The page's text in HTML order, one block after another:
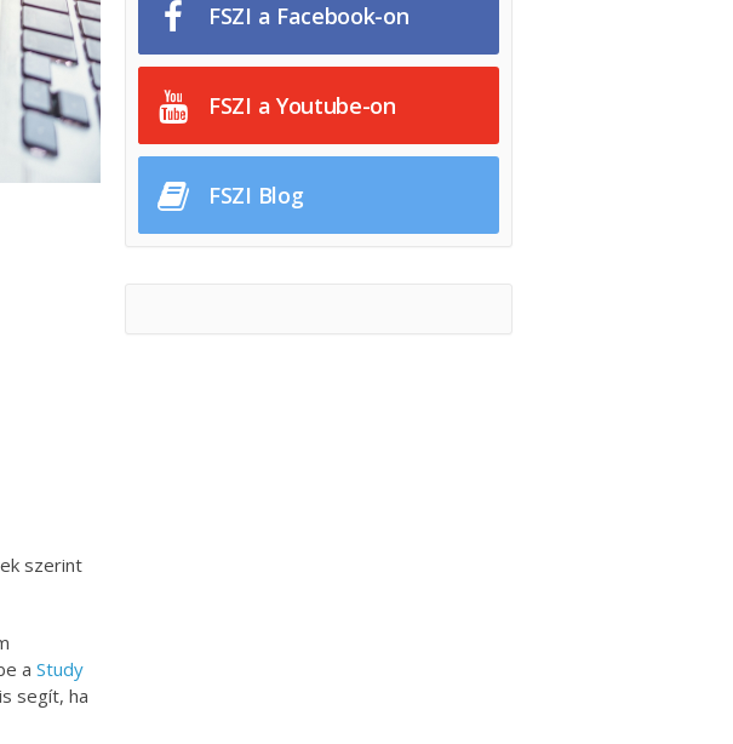
szerint
a Study
segít, ha
FSZI a Facebook-on
FSZI a Youtube-on
FSZI Blog